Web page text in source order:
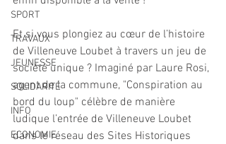
SPORT
TRAVAUX
JEUNESSE
SOLIDARITÉ
INFO
ECONOMIE
Et si vous plongiez au cœur de l’histoire
de Villeneuve Loubet à travers un jeu de
société unique ? Imaginé par Laure Rosi,
agent de la commune, "Conspiration au
bord du loup" célèbre de manière
ludique l’entrée de Villeneuve Loubet
dans le réseau des Sites Historiques